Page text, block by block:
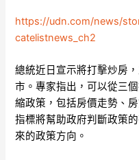
https://udn.com/news/
catelistnews_ch2
總統近日宣示將打擊炒房
市。專家指出，可以從三
縮政策，包括房價走勢、
指標將幫助政府判斷政策
來的政策方向。